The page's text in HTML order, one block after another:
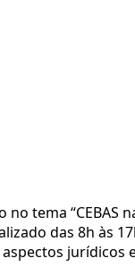
tema “CEBAS
das 8h às
jurídicos